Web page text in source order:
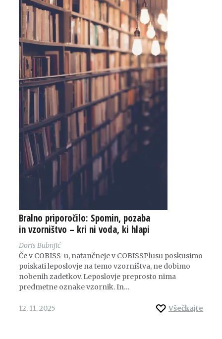
Bralno priporočilo: Spomin, pozaba
in vzorništvo – kri ni voda, ki hlapi
Doris Bubnjić
Če v COBISS-u, natančneje v COBISSPlusu poskusimo
poiskati leposlovje na temo vzorništva, ne dobimo
nobenih zadetkov. Leposlovje preprosto nima
predmetne oznake vzornik. In…
Všečkajte
12. 11. 2025